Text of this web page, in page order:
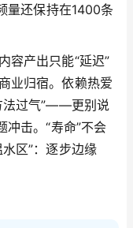
量还保持在1400条
容产出只能“延迟”
业归宿。依赖热爱
法过气”——更别说
冲击。“寿命”不会
区”：逐步边缘